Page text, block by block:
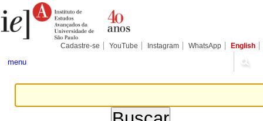
para
conteúdo.
Pessoais
Cadastre-se YouTube Instagram WhatsApp English
menu